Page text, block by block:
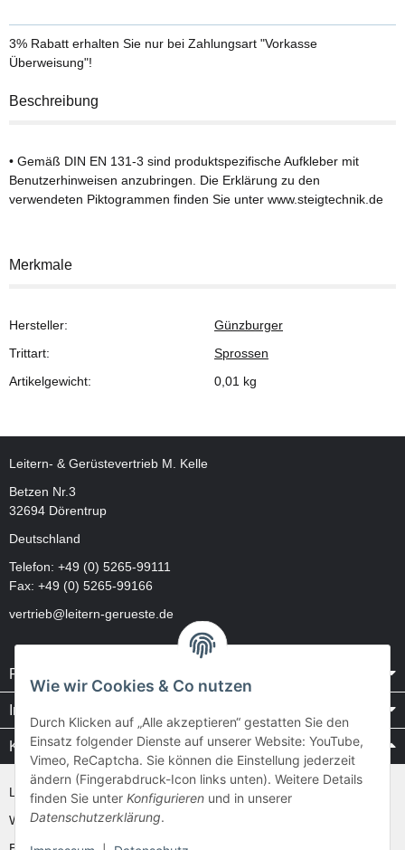
3% Rabatt erhalten Sie nur bei Zahlungsart "Vorkasse
Überweisung"!
Beschreibung
• Gemäß DIN EN 131-3 sind produktspezifische Aufkleber mit
Benutzerhinweisen anzubringen. Die Erklärung zu den
verwendeten Piktogrammen finden Sie unter www.steigtechnik.de
Merkmale
Hersteller:
Günzburger
Trittart:
Sprossen
Artikelgewicht:
0,01 kg
Leitern- & Gerüstevertrieb M. Kelle
Betzen Nr.3
32694 Dörentrup
Deutschland
Telefon: +49 (0) 5265-99111
Fax: +49 (0) 5265-99166
vertrieb@leitern-gerueste.de
Rechtliches
Informationen
Kataloge / Videos
Layher Videos und Downloads
WAKÜ
Wie wir Cookies & Co nutzen
Durch Klicken auf „Alle akzeptieren“ gestatten Sie den
Einsatz folgender Dienste auf unserer Website: YouTube,
Vimeo, ReCaptcha. Sie können die Einstellung jederzeit
ändern (Fingerabdruck-Icon links unten). Weitere Details
finden Sie unter Konfigurieren und in unserer
Datenschutzerklärung.